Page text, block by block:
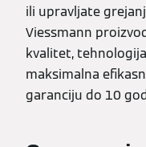
ili upravljate
Viessmann
kvalitet,
maksimalna
garanciju do 10